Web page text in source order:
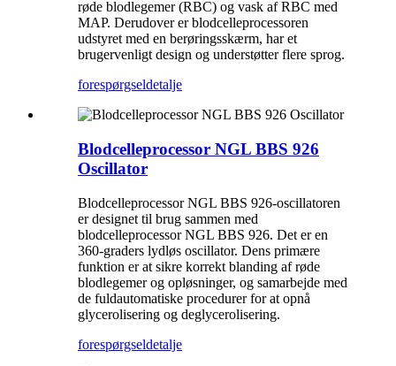
røde blodlegemer (RBC) og vask af RBC med
MAP. Derudover er blodcelleprocessoren
udstyret med en berøringsskærm, har et
brugervenligt design og understøtter flere sprog.
forespørgseldetalje
Blodcelleprocessor NGL BBS 926
Oscillator
Blodcelleprocessor NGL BBS 926-oscillatoren
er designet til brug sammen med
blodcelleprocessor NGL BBS 926. Det er en
360-graders lydløs oscillator. Dens primære
funktion er at sikre korrekt blanding af røde
blodlegemer og opløsninger, og samarbejde med
de fuldautomatiske procedurer for at opnå
glycerolisering og deglycerolisering.
forespørgseldetalje